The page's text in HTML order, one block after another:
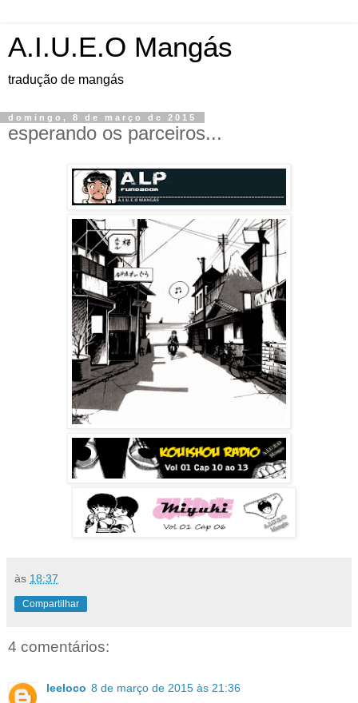
A.I.U.E.O Mangás
tradução de mangás
domingo, 8 de março de 2015
esperando os parceiros...
às 18:37
Compartilhar
4 comentários:
leeloco 8 de março de 2015 às 21:36